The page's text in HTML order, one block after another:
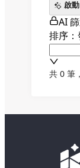
啟動
AI
排序
共 0 筆 ，